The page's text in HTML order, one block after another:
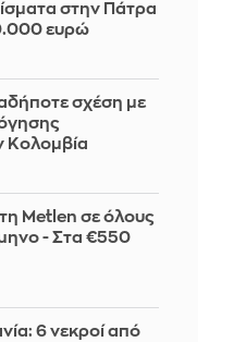
στην Πάτρα
ευρώ
σχέση με
Κολομβία
Metlen σε όλους
- Στα €550
6 νεκροί από